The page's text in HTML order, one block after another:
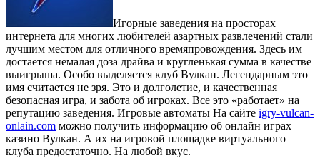
Игорные заведения на просторах
интернета для многих любителей азартных развлечений стали
лучшим местом для отличного времяпровождения. Здесь им
достается немалая доза драйва и кругленькая сумма в качестве
выигрыша. Особо выделяется клуб Вулкан. Легендарным это
имя считается не зря. Это и долголетие, и качественная
безопасная игра, и забота об игроках. Все это «работает» на
репутацию заведения. Игровые автоматы На сайте igry-vulcan-
onlain.com можно получить информацию об онлайн играх
казино Вулкан. А их на игровой площадке виртуального
клуба предостаточно. На любой вкус.